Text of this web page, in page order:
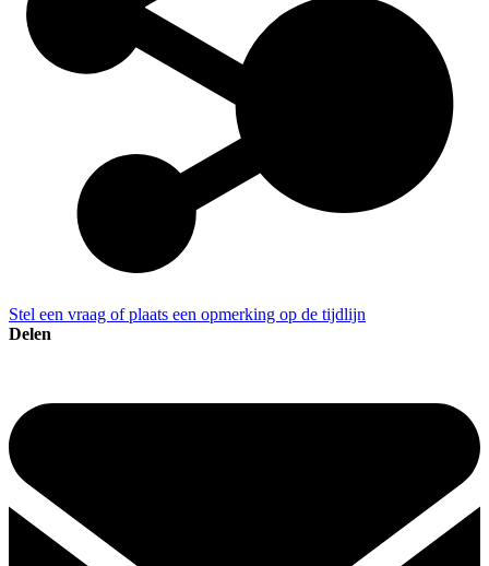
Stel een vraag of plaats een opmerking op de tijdlijn
Delen